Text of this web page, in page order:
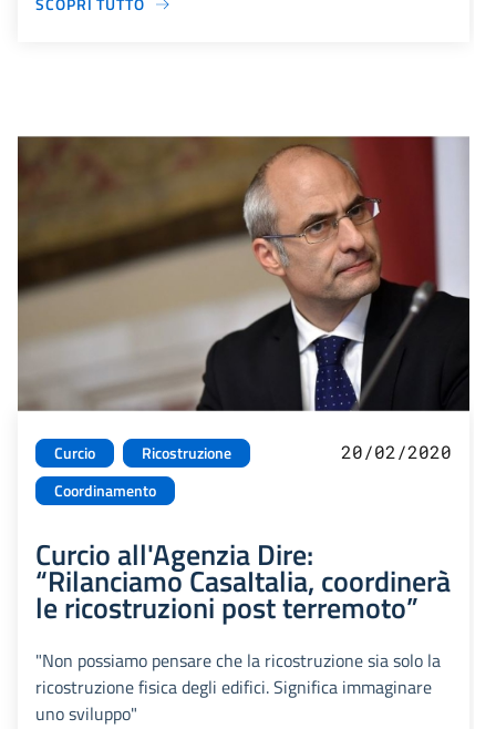
Curcio
Ricostruzione
Coordinamento
20/02/2020
Curcio all'Agenzia Dire:
“Rilanciamo CasaItalia, coordinerà
le ricostruzioni post terremoto”
"Non possiamo pensare che la ricostruzione sia solo la
ricostruzione fisica degli edifici. Significa immaginare
uno sviluppo"